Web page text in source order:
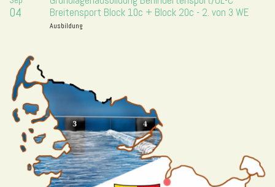
04
Breitensport Block 10c + Block 20c - 2. von 3 WE
Ausbildung